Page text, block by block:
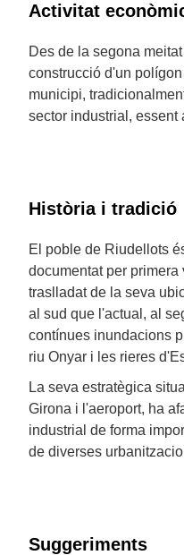
Activitat
Des de la segona
construcció d'un
municipi,
sector industrial, essent
Història i tradició
El poble de Riudellots
documentat per
traslladat de la seva
al sud que l'actual, al
contínues inundacions
riu Onyar i les rieres
La seva estratègica
Girona i l'aeroport, ha
industrial de forma
de diverses
Suggeriments